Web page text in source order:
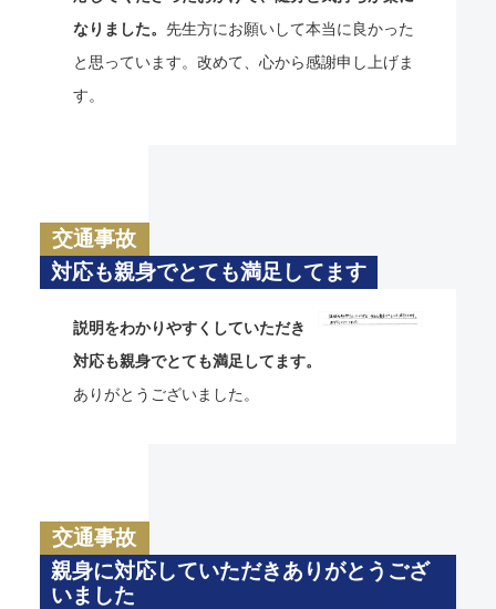
なりました。 先生方にお願いして本当に良かった
と思っています。改めて、心から感謝申し上げま
す。
交通事故
対応も親身でとても満足してます
説明をわかりやすくしていただき
対応も親身でとても満足してます。
ありがとうございました。
交通事故
親身に対応していただきありがとうござ
いました